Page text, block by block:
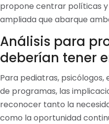
propone centrar políticas
ampliada que abarque
Análisis para
deberían tener
Para pediatras,
de programas, las
reconocer tanto la
como la oportunidad